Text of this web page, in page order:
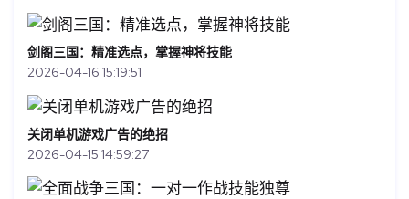
剑阁三国：精准选点，掌握神将技能
2026-04-16 15:19:51
关闭单机游戏广告的绝招
2026-04-15 14:59:27